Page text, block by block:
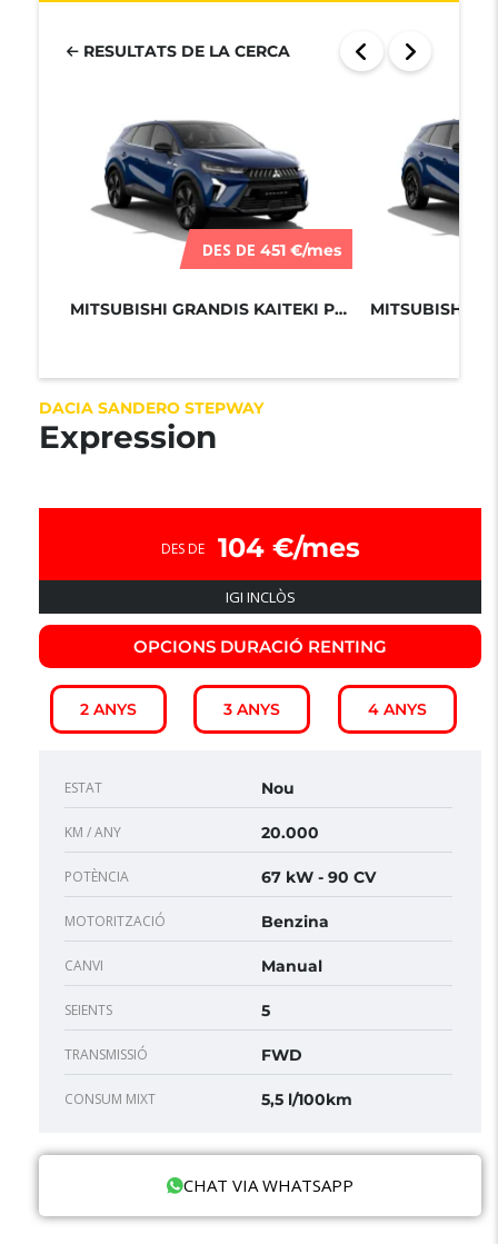
RESULTATS DE LA CERCA
DES DE 451 €/mes
MITSUBISHI GRANDIS KAITEKI PLUS 180...
DACIA SANDERO STEPWAY
Expression
DES DE 104 €/mes
IGI INCLÒS
OPCIONS DURACIÓ RENTING​
2 ANYS 3 ANYS 4 ANYS
ESTAT Nou
KM / ANY 20.000
POTÈNCIA 67 kW - 90 CV
MOTORITZACIÓ Benzina
CANVI Manual
SEIENTS 5
TRANSMISSIÓ FWD
CONSUM MIXT 5,5 l/100km
CHAT VIA WHATSAPP